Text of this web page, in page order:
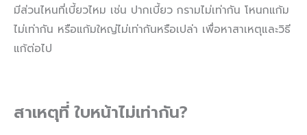
มีส่วนไหนที่เบี้ยวไหม เช่น ปากเบี้ยว กรามไม่เท่ากัน โหนกแก้ม
ไม่เท่ากัน หรือแก้มใหญ่ไม่เท่ากันหรือเปล่า เพื่อหาสาเหตุและวิธี
แก้ต่อไป
สาเหตุที่ ใบหน้าไม่เท่ากัน?